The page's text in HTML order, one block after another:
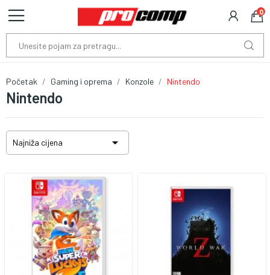
0
Nintendo
Početak Gaming i oprema Konzole Nintendo
Najniža cijena 